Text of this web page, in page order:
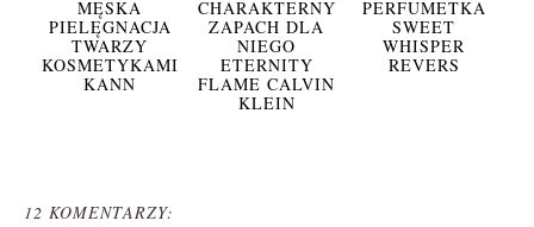
MĘSKA
PIELĘGNACJA
TWARZY
KOSMETYKAMI
KANN
CHARAKTERNY
ZAPACH DLA
NIEGO
ETERNITY
FLAME CALVIN
KLEIN
PERFUMETKA
SWEET
WHISPER
REVERS
12 KOMENTARZY: